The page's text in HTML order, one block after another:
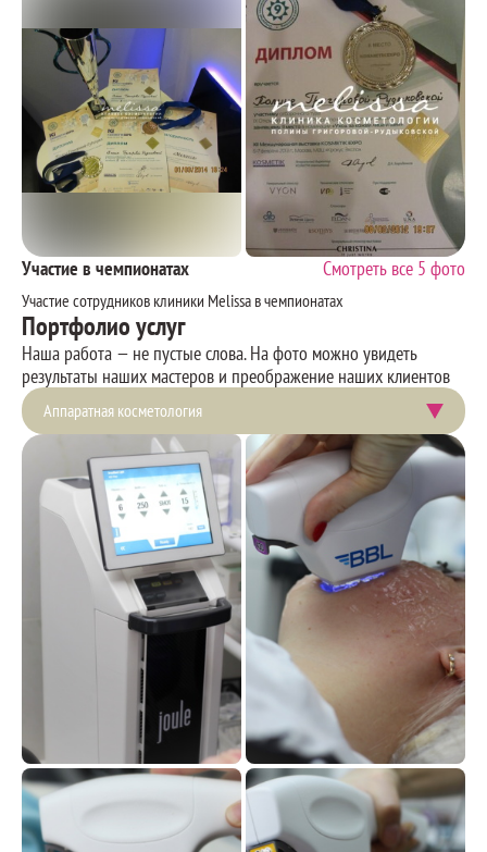
Участие в чемпионатах Смотреть все 5 фото
Участие сотрудников клиники Melissa в чемпионатах
Портфолио услуг
Наша работа — не пустые слова. На фото можно увидеть
результаты наших мастеров и преображение наших клиентов
Аппаратная косметология